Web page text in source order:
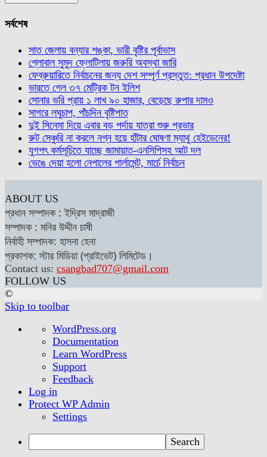
সর্বশেষ
সাত জেলায় বন্যার শঙ্কা, ভারী বৃষ্টির পূর্বাভাস
গ্লোবাল সুমুদ ফ্লোটিলায় জরুরি অবস্থা জারি
ফেব্রুয়ারিতে নির্বাচনের জন্য দেশ সম্পূর্ণ প্রস্তুত: প্রধান উপদেষ্টা
ভারতে গেল ৩৭ মেট্রিক টন ইলিশ
সোনার ভরি প্রায় ১ লাখ ৯০ হাজার, বেড়েছে রুপার দামও
সাগরে লঘুচাপ, পাঁচদিন বৃষ্টিপাত
দুই সিনেমা দিয়ে এবার বড় পর্দায় যাত্রা শুরু প্রভার
রুট সেঞ্চুরি না করলে নগ্ন হয়ে হাঁটার ঘোষণা ম্যাথু হেইডেনের!
যুগপৎ কর্মসূচিতে যাচ্ছে জামায়াত-এনসিপিসহ আট দল
ভেঙে দেয়া হলো নেপালের পার্লামেন্ট, মার্চে নির্বাচন
ABOUT US
প্রধান সম্পাদক : ইদ্রিস মাদ্রাজী
সম্পাদক : মনির উদ্দীন চাষী
নির্বাহী সম্পাদক: হাসনা হেনা
প্রকাশক: স্টার মিডিয়া (প্রাইভেট) লিমিটেড।
Contact us: csangbad707@gmail.com
FOLLOW US
©
Skip to toolbar
About
WordPress
WordPress.org
Documentation
Learn WordPress
Support
Feedback
Log in
Protect WP Admin
Settings
Search